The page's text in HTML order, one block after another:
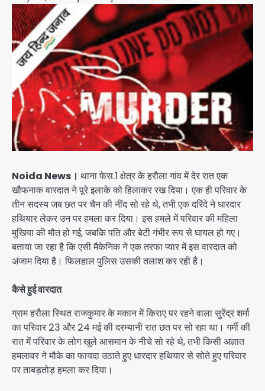
Noida News। थाना फेस.1 क्षेत्र के हरौला गांव में देर रात एक
खौफनाक वारदात ने पूरे इलाके को हिलाकर रख दिया। एक ही परिवार के
तीन सदस्य जब छत पर चैन की नींद सो रहे थे, तभी एक दरिंदे ने धारदार
हथियार लेकर उन पर हमला कर दिया। इस हमले में परिवार की महिला
मुखिया की मौत हो गई, जबकि पति और बेटी गंभीर रूप से घायल हो गए।
बताया जा रहा है कि एसी मैकेनिक ने एक तरफा प्यार में इस वारदात को
अंजाम दिया है। फिलहाल पुलिस उसकी तलाश कर रही है।
कैसे हुई वारदात
ग्राम हरौला स्थित राजकुमार के मकान में किराए पर रहने वाला सुरेंद्र शर्मा
का परिवार 23 और 24 मई की दरम्यानी रात छत पर सो रहा था। गर्मी की
रात में परिवार के लोग खुले आसमान के नीचे सो रहे थे, तभी किसी अज्ञात
हमलावर ने मौके का फायदा उठाते हुए धारदार हथियार से सोते हुए परिवार
पर ताबड़तोड़ हमला कर दिया।